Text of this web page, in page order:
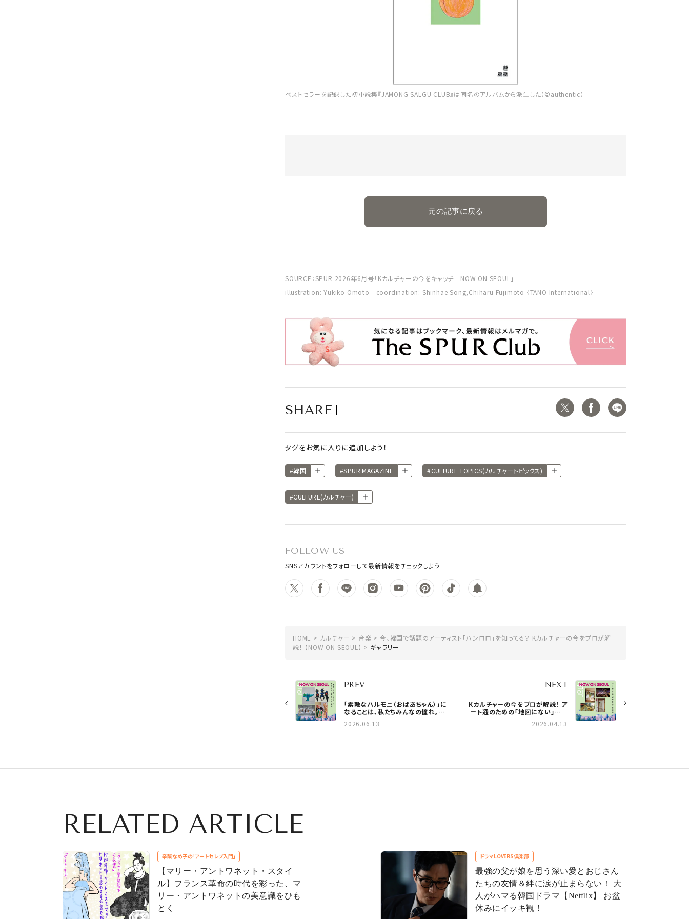
ベストセラーを記録した初小説集『JAMONG SALGU CLUB』は同名のアルバムから派生した（©authentic）
元の記事に戻る
SOURCE：SPUR 2026年6月号「Kカルチャーの今をキャッチ NOW ON SEOUL」
illustration: Yukiko Omoto coordination: Shinhae Song,Chiharu Fujimoto 〈TANO International〉
SHARE
タグをお気に入りに追加しよう！
#韓国 #SPUR MAGAZINE #CULTURE TOPICS(カルチャートピックス)
#CULTURE(カルチャー)
FOLLOW US
SNSアカウントをフォローして最新情報をチェックしよう
HOME カルチャー 音楽
今、韓国で話題のアーティスト「ハンロロ」を知ってる？ Kカルチャーの今をプロが解
説！ 【NOW ON SEOUL】
ギャラリー
PREV
「素敵なハルモニ（おばあちゃん）」に
なることは、私たちみんなの憧れ。K
【NOW ON SEOUL】
2026.06.13
NEXT
Kカルチャーの今をプロが解説！ ア
ート通のための「地図にない」展示
2026.04.13
RELATED ARTICLE
辛酸なめ子の「アートセレブ入門」
【マリー・アントワネット・スタイ
ル】フランス革命の時代を彩った、マ
リー・アントワネットの美意識をひも
とく
ドラマLOVERS倶楽部
最強の父が娘を思う深い愛とおじさん
たちの友情＆絆に涙が止まらない！ 大
人がハマる韓国ドラマ【Netflix】 お盆
休みにイッキ観！